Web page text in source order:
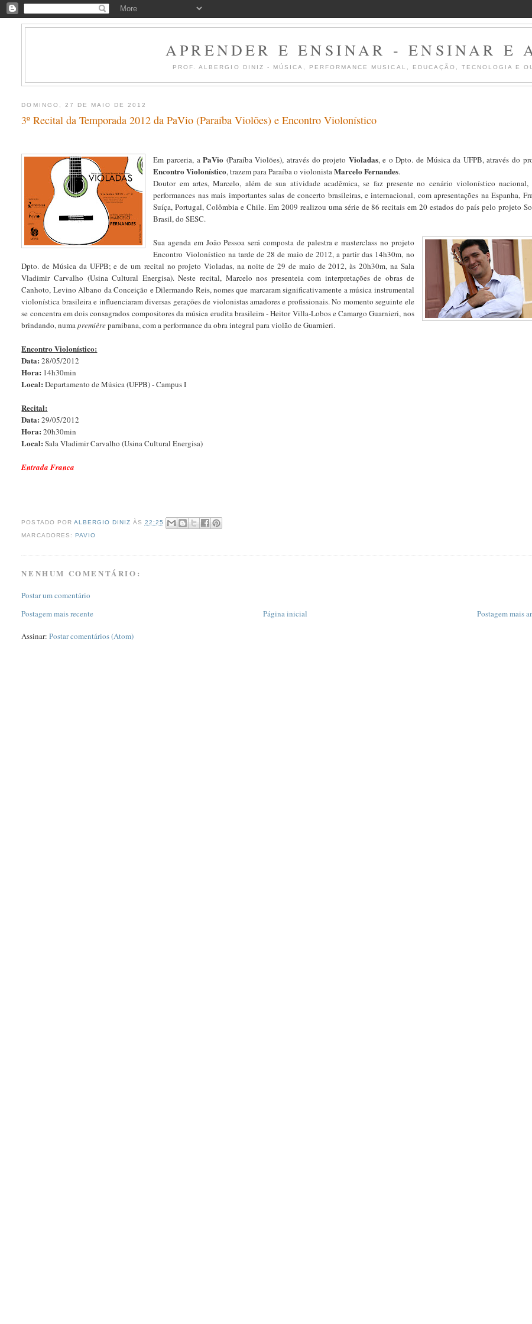
APRENDER E ENSINAR - ENSINAR E
PROF. ALBERGIO DINIZ - MÚSICA, PERFORMANCE MUSICAL, EDUCAÇÃO, TECNOLOGIA E
DOMINGO, 27 DE MAIO DE 2012
3º Recital da Temporada 2012 da PaVio (Paraíba Violões) e Encontro Violonístico
Em parceria, aPaVio (Paraíba Violões), através do projeto Violadas, e o Dpto. de Música da UFPB, através do
Encontro Violonístico, trazem para Paraíba o violonistaMarcelo Fernandes.
Doutor em artes, Marcelo, além de sua atividade acadêmica, se faz presente no cenário violonístico nacional,
performances nas mais importantes salas de concerto brasileiras, e internacional, com apresentações na Espanha,
Suíça, Portugal, Colômbia e Chile. Em 2009 realizou uma série de 86 recitais em 20 estados do país pelo projeto
Brasil, do SESC.
Sua agenda em João Pessoa será composta de palestra e masterclass no projeto
Encontro Violonístico na tarde de 28 de maio de 2012, a partir das 14h30m, no
Dpto. de Música da UFPB; e de um recital no projeto Violadas, na noite de 29 de maio de 2012, às 20h30m, na Sala
Vladimir Carvalho (Usina Cultural Energisa). Neste recital, Marcelo nos presenteia com interpretações de obras de
Canhoto, Levino Albano da Conceição e Dilermando Reis, nomes que marcaram significativamente a música instrumental
violonística brasileira e influenciaram diversas gerações de violonistas amadores e profissionais. No momento seguinte ele
se concentra em dois consagrados compositores da música erudita brasileira - Heitor Villa-Lobos e Camargo Guarnieri, nos
brindando, numapremièreparaibana, com a performance da obra integral para violão de Guarnieri.
Encontro Violonístico:
Data: 28/05/2012
Hora: 14h30min
Local: Departamento de Música (UFPB) - Campus I
Recital:
Data: 29/05/2012
Hora: 20h30min
Local: Sala Vladimir Carvalho (Usina Cultural Energisa)
Entrada Franca
POSTADO POR ALBERGIO DINIZ ÀS 22:25
MARCADORES: PAVIO
NENHUM COMENTÁRIO:
Postar um comentário
Postagem mais recente
Postagem mais
Página inicial
Assinar:Postar comentários (Atom)